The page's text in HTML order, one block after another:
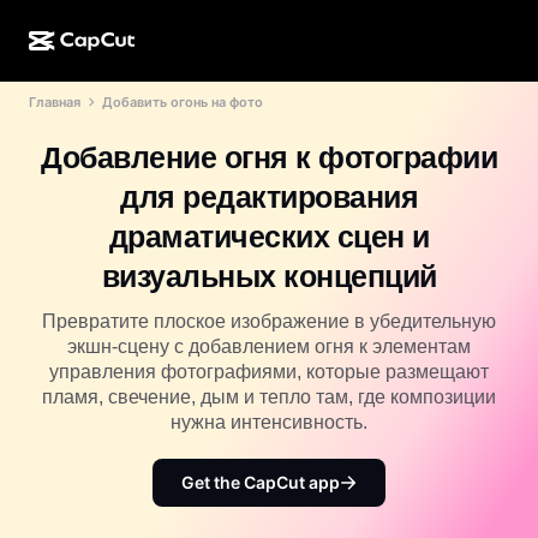
Веб-версия CapCut
CapCut Pad
Мобильная версия CapCut
Dreamina AI
Pippit AI
ИИ-дизайн
Видеостудия
ИИ-генератор видео
ИИ-генератор изображений
Улучшение изображений от ИИ
Dreamina Seedance 2.5
Nano Banana Pro
ИИ-инструменты
Редактор и генератор видео
Редактор и генератор изображений
Редактор и генератор голоса
Еще
Варианты использования
Праздничные шаблоны
Шаблоны календарей
Шаблоны для годовщин
Шаблоны эффектов
Сообщество
Инициативы
Программа первопроходцев
Программа творческих партнеров
Креативный кампус CapCut
Главная Добавить огонь на фото
Добавление огня к фотографии
для редактирования
драматических сцен и
визуальных концепций
Превратите плоское изображение в убедительную
экшн-сцену с добавлением огня к элементам
управления фотографиями, которые размещают
пламя, свечение, дым и тепло там, где композиции
нужна интенсивность.
Get the CapCut app